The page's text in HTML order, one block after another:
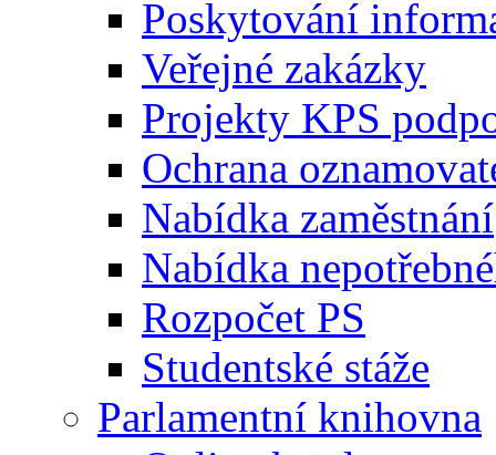
Poskytování
Veřejné zakázky
Projekty KPS
Ochrana
Nabídka zaměstnání
Nabídka
Rozpočet PS
Studentské stáže
Parlamentní knihovna